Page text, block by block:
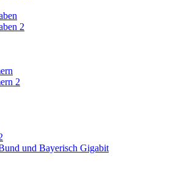
2
2
und Bayerisch Gigabit